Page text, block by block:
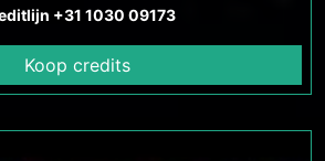
+31 1030 09173
Koop credits